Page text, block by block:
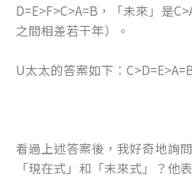
D=E>F>C>A=B，「未來」是
之間相差若干年）。
U太太的答案如下：
看過上述答案後，我好奇地詢
「現在式」和「未來式」？他